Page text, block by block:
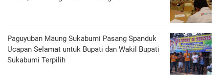
Paguyuban Maung Sukabumi Pasang Spanduk
Ucapan Selamat untuk Bupati dan Wakil Bupati
Sukabumi Terpilih